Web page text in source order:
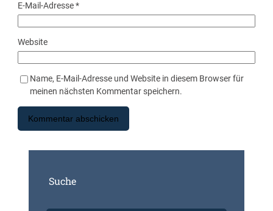
E-Mail-Adresse*
Website
Name, E-Mail-Adresse und Website in diesem Browser für
meinen nächsten Kommentar speichern.
Suche